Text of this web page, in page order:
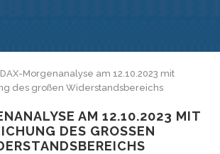
DAX-Morgenanalyse am 12.10.2023 mit
des großen Widerstandsbereichs
AM 12.10.2023 MIT
DES GROSSEN W